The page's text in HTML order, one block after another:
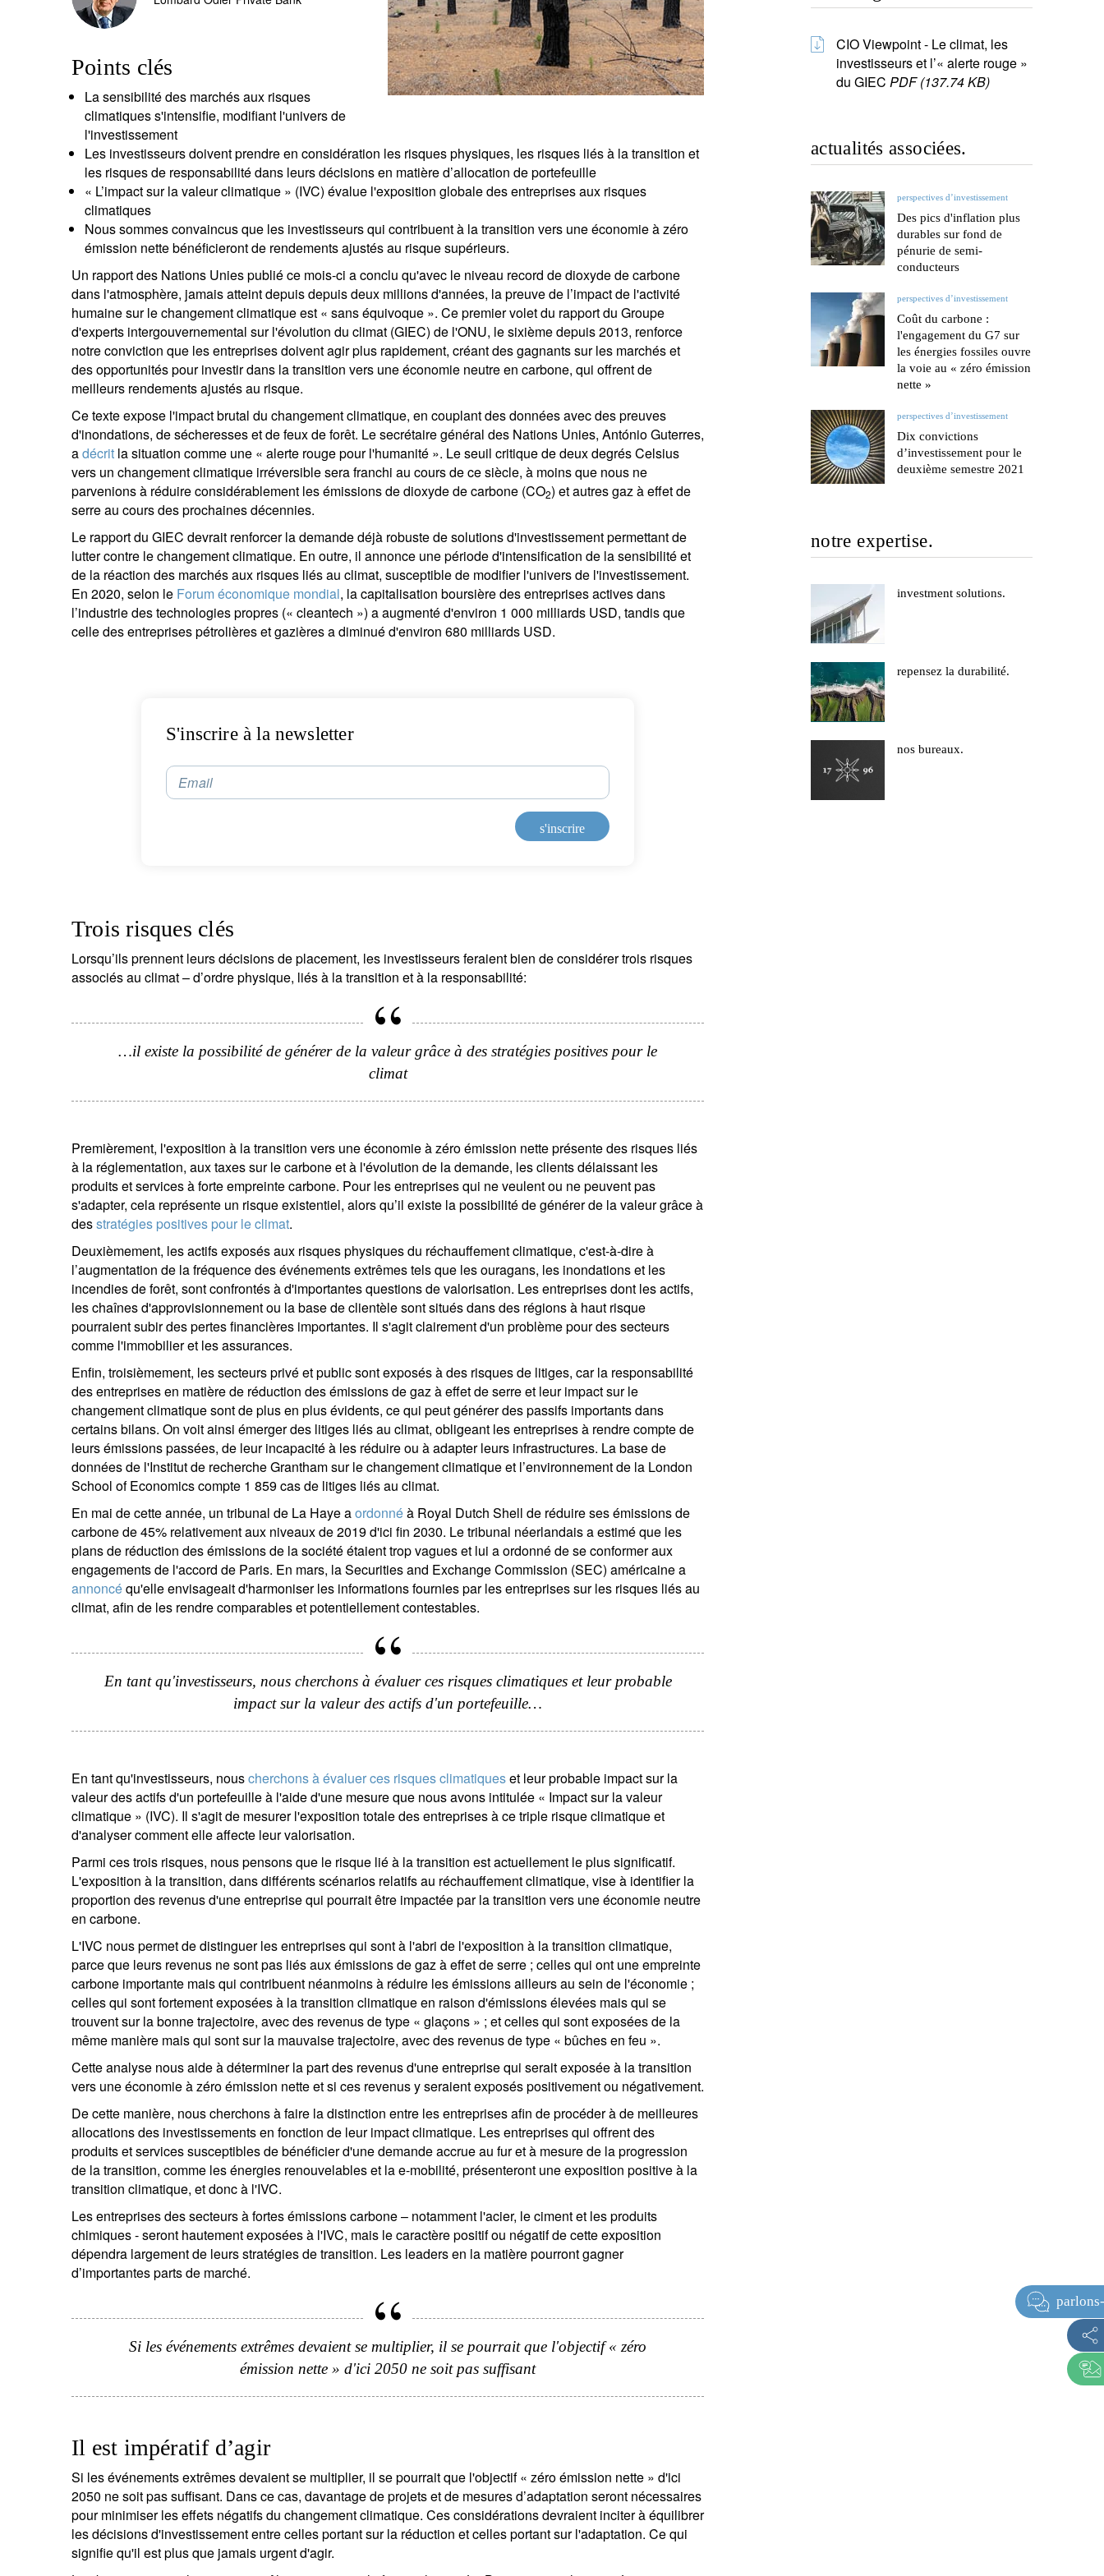
entrepreneurs.
Points clés
La sensibilité des marchés aux risques
climatiques s'intensifie, modifiant l'univers de
l'investissement
Les investisseurs doivent prendre en considération les risques physiques, les risques liés à la transition et
les risques de responsabilité dans leurs décisions en matière d’allocation de portefeuille
« L’impact sur la valeur climatique » (IVC) évalue l'exposition globale des entreprises aux risques
climatiques
Nous sommes convaincus que les investisseurs qui contribuent à la transition vers une économie à zéro
émission nette bénéficieront de rendements ajustés au risque supérieurs.
Un rapport des Nations Unies publié ce mois-ci a conclu qu'avec le niveau record de dioxyde de carbone
dans l'atmosphère, jamais atteint depuis depuis deux millions d'années, la preuve de l’impact de l'activité
humaine sur le changement climatique est « sans équivoque ». Ce premier volet du rapport du Groupe
d'experts intergouvernemental sur l'évolution du climat (GIEC) de l'ONU, le sixième depuis 2013, renforce
notre conviction que les entreprises doivent agir plus rapidement, créant des gagnants sur les marchés et
des opportunités pour investir dans la transition vers une économie neutre en carbone, qui offrent de
meilleurs rendements ajustés au risque.
Ce texte expose l'impact brutal du changement climatique, en couplant des données avec des preuves
d'inondations, de sécheresses et de feux de forêt. Le secrétaire général des Nations Unies, António Guterres,
adécrit la situation comme une « alerte rouge pour l'humanité ». Le seuil critique de deux degrés Celsius
vers un changement climatique irréversible sera franchi au cours de ce siècle, à moins que nous ne
parvenions à réduire considérablement les émissions de dioxyde de carbone (CO2) et autres gaz à effet de
serre au cours des prochaines décennies.
Le rapport du GIEC devrait renforcer la demande déjà robuste de solutions d'investissement permettant de
lutter contre le changement climatique. En outre, il annonce une période d'intensification de la sensibilité et
de la réaction des marchés aux risques liés au climat, susceptible de modifier l'univers de l'investissement.
En 2020, selon le Forum économique mondial, la capitalisation boursière des entreprises actives dans
l’industrie des technologies propres (« cleantech ») a augmenté d'environ 1 000 milliards USD, tandis que
celle des entreprises pétrolières et gazières a diminué d'environ 680 milliards USD.
S'inscrire à la newsletter
Email
s'inscrire
Trois risques clés
Lorsqu’ils prennent leurs décisions de placement, les investisseurs feraient bien de considérer trois risques
associés au climat – d’ordre physique, liés à la transition et à la responsabilité:
…il existe la possibilité de générer de la valeur grâce à des stratégies positives pour le
climat
Premièrement, l'exposition à la transition vers une économie à zéro émission nette présente des risques liés
à la réglementation, aux taxes sur le carbone et à l'évolution de la demande, les clients délaissant les
produits et services à forte empreinte carbone. Pour les entreprises qui ne veulent ou ne peuvent pas
s'adapter, cela représente un risque existentiel, alors qu’il existe la possibilité de générer de la valeur grâce à
desstratégies positives pour le climat.
Deuxièmement, les actifs exposés aux risques physiques du réchauffement climatique, c'est-à-dire à
l’augmentation de la fréquence des événements extrêmes tels que les ouragans, les inondations et les
incendies de forêt, sont confrontés à d'importantes questions de valorisation. Les entreprises dont les actifs,
les chaînes d'approvisionnement ou la base de clientèle sont situés dans des régions à haut risque
pourraient subir des pertes financières importantes. Il s'agit clairement d'un problème pour des secteurs
comme l'immobilier et les assurances.
Enfin, troisièmement, les secteurs privé et public sont exposés à des risques de litiges, car la responsabilité
des entreprises en matière de réduction des émissions de gaz à effet de serre et leur impact sur le
changement climatique sont de plus en plus évidents, ce qui peut générer des passifs importants dans
certains bilans. On voit ainsi émerger des litiges liés au climat, obligeant les entreprises à rendre compte de
leurs émissions passées, de leur incapacité à les réduire ou à adapter leurs infrastructures. La base de
données de l'Institut de recherche Grantham sur le changement climatique et l’environnement de la London
School of Economics compte 1 859 cas de litiges liés au climat.
En mai de cette année, un tribunal de La Haye aordonnéà Royal Dutch Shell de réduire ses émissions de
carbone de 45% relativement aux niveaux de 2019 d'ici fin 2030. Le tribunal néerlandais a estimé que les
plans de réduction des émissions de la société étaient trop vagues et lui a ordonné de se conformer aux
engagements de l'accord de Paris. En mars, la Securities and Exchange Commission (SEC) américaine a
annoncéqu'elle envisageait d'harmoniser les informations fournies par les entreprises sur les risques liés au
climat, afin de les rendre comparables et potentiellement contestables.
En tant qu'investisseurs, nous cherchons à évaluer ces risques climatiques et leur probable
impact sur la valeur des actifs d'un portefeuille…
En tant qu'investisseurs, nouscherchons à évaluer ces risques climatiqueset leur probable impact sur la
valeur des actifs d'un portefeuille à l'aide d'une mesure que nous avons intitulée « Impact sur la valeur
climatique » (IVC). Il s'agit de mesurer l'exposition totale des entreprises à ce triple risque climatique et
d'analyser comment elle affecte leur valorisation.
Parmi ces trois risques, nous pensons que le risque lié à la transition est actuellement le plus significatif.
L'exposition à la transition, dans différents scénarios relatifs au réchauffement climatique, vise à identifier la
proportion des revenus d'une entreprise qui pourrait être impactée par la transition vers une économie neutre
en carbone.
L'IVC nous permet de distinguer les entreprises qui sont à l'abri de l'exposition à la transition climatique,
parce que leurs revenus ne sont pas liés aux émissions de gaz à effet de serre ; celles qui ont une empreinte
carbone importante mais qui contribuent néanmoins à réduire les émissions ailleurs au sein de l'économie ;
celles qui sont fortement exposées à la transition climatique en raison d'émissions élevées mais qui se
trouvent sur la bonne trajectoire, avec des revenus de type « glaçons » ; et celles qui sont exposées de la
même manière mais qui sont sur la mauvaise trajectoire, avec des revenus de type « bûches en feu ».
Cette analyse nous aide à déterminer la part des revenus d'une entreprise qui serait exposée à la transition
vers une économie à zéro émission nette et si ces revenus y seraient exposés positivement ou négativement.
De cette manière, nous cherchons à faire la distinction entre les entreprises afin de procéder à de meilleures
allocations des investissements en fonction de leur impact climatique. Les entreprises qui offrent des
produits et services susceptibles de bénéficier d'une demande accrue au fur et à mesure de la progression
de la transition, comme les énergies renouvelables et la e-mobilité, présenteront une exposition positive à la
transition climatique, et donc à l'IVC.
Les entreprises des secteurs à fortes émissions carbone – notamment l'acier, le ciment et les produits
chimiques - seront hautement exposées à l'IVC, mais le caractère positif ou négatif de cette exposition
dépendra largement de leurs stratégies de transition. Les leaders en la matière pourront gagner
d’importantes parts de marché.
Si les événements extrêmes devaient se multiplier, il se pourrait que l'objectif « zéro
émission nette » d'ici 2050 ne soit pas suffisant
Il est impératif d’agir
Si les événements extrêmes devaient se multiplier, il se pourrait que l'objectif « zéro émission nette » d'ici
2050 ne soit pas suffisant. Dans ce cas, davantage de projets et de mesures d’adaptation seront nécessaires
pour minimiser les effets négatifs du changement climatique. Ces considérations devraient inciter à équilibrer
les décisions d'investissement entre celles portant sur la réduction et celles portant sur l'adaptation. Ce qui
signifie qu'il est plus que jamais urgent d'agir.
CIO Viewpoint - Le climat, les
investisseurs et l’« alerte rouge »
du GIEC PDF (137.74 KB)
actualités associées.
perspectives d’investissement
Des pics d'inflation plus
durables sur fond de
pénurie de semi-
conducteurs
perspectives d’investissement
Coût du carbone :
l'engagement du G7 sur
les énergies fossiles ouvre
la voie au « zéro émission
nette »
perspectives d’investissement
Dix convictions
d’investissement pour le
deuxième semestre 2021
notre expertise.
investment solutions.
repensez la durabilité.
nos bureaux.
S'inscrire à la newsletter
Select an Option
Civilité Prénom Nom
Select an Option
Pays de résidence
Je ne suis pas résident ou citoyen
des Etats-Unis
Vos informations seront utilisées conformément à notrepolitique de
confidentialité.